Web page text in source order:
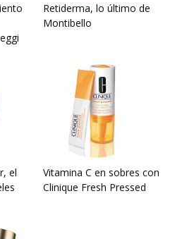
Retiderma, lo último de
Montibello
el
Vitamina C en sobres con
Clinique Fresh Pressed